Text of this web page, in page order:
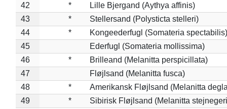
42
*
Lille Bjergand (Aythya affinis)
43
*
Stellersand (Polysticta stelleri)
44
*
Kongeederfugl (Somateria spectabilis)
45
Ederfugl (Somateria mollissima)
46
*
Brilleand (Melanitta perspicillata)
47
Fløjlsand (Melanitta fusca)
48
*
Amerikansk Fløjlsand (Melanitta
49
*
Sibirisk Fløjlsand (Melanitta